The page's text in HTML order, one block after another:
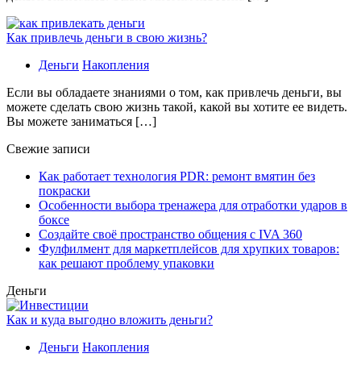
Как привлечь деньги в свою жизнь?
Деньги Накопления
Если вы обладаете знаниями о том, как привлечь деньги, вы
можете сделать свою жизнь такой, какой вы хотите ее видеть.
Вы можете заниматься […]
Свежие записи
Как работает технология PDR: ремонт вмятин без
покраски
Особенности выбора тренажера для отработки ударов в
боксе
Создайте своё пространство общения с IVA 360
Фулфилмент для маркетплейсов для хрупких товаров:
как решают проблему упаковки
Деньги
Как и куда выгодно вложить деньги?
Деньги Накопления